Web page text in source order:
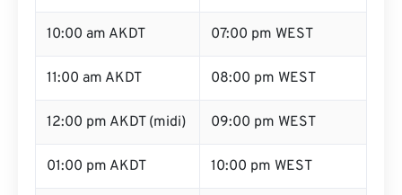
10:00 am AKDT 07:00 pm WEST
11:00 am AKDT 08:00 pm WEST
12:00 pm AKDT (midi) 09:00 pm WEST
01:00 pm AKDT 10:00 pm WEST